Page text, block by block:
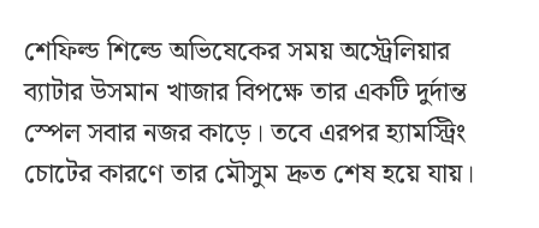
শেফিল্ড শিল্ডে অভিষেকের সময় অস্ট্রেলিয়ার
ব্যাটার উসমান খাজার বিপক্ষে তার একটি দুর্দান্ত
স্পেল সবার নজর কাড়ে। তবে এরপর হ্যামস্ট্রিং
চোটের কারণে তার মৌসুম দ্রুত শেষ হয়ে যায়।